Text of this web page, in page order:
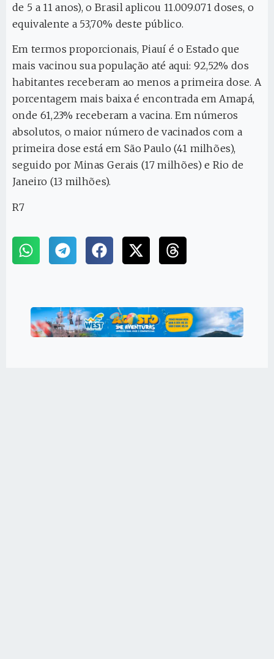
de 5 a 11 anos), o Brasil aplicou 11.009.071 doses, o
equivalente a 53,70% deste público.
Em termos proporcionais, Piauí é o Estado que
mais vacinou sua população até aqui: 92,52% dos
habitantes receberam ao menos a primeira dose. A
porcentagem mais baixa é encontrada em Amapá,
onde 61,23% receberam a vacina. Em números
absolutos, o maior número de vacinados com a
primeira dose está em São Paulo (41 milhões),
seguido por Minas Gerais (17 milhões) e Rio de
Janeiro (13 milhões).
R7